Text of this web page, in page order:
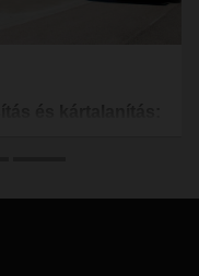
milyen
rugó, vagyis nem várt